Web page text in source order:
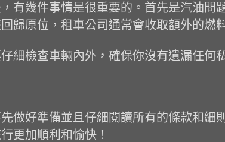
有幾件事情是很重要的。首先是汽油
歸原位，租車公司通常會收取額外的燃
細檢查車輛內外，確保你沒有遺漏任何
做好準備並且仔細閱讀所有的條款和細
更加順利和愉快！